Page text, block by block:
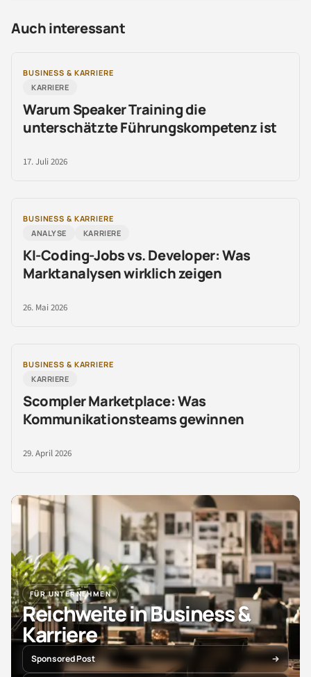
Auch interessant
BUSINESS & KARRIERE
KARRIERE
Warum Speaker Training die
unterschätzte Führungskompetenz ist
17. Juli 2026
BUSINESS & KARRIERE
ANALYSE
KARRIERE
KI-Coding-Jobs vs. Developer: Was
Marktanalysen wirklich zeigen
26. Mai 2026
BUSINESS & KARRIERE
KARRIERE
Scompler Marketplace: Was
Kommunikationsteams gewinnen
29. April 2026
FÜR UNTERNEHMEN
Reichweite in Business &
Karriere
Sponsored Post